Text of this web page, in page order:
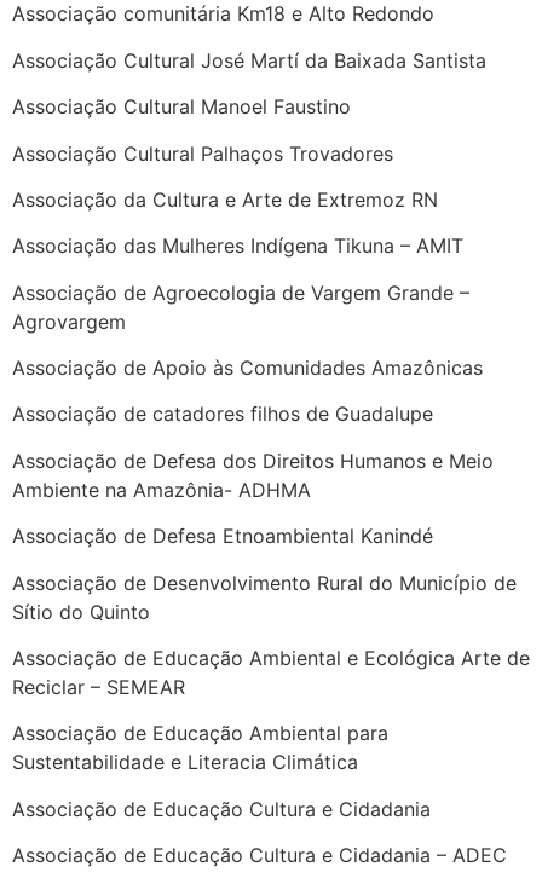
Associação comunitária Km18 e Alto Redondo
Associação Cultural José Martí da Baixada Santista
Associação Cultural Manoel Faustino
Associação Cultural Palhaços Trovadores
Associação da Cultura e Arte de Extremoz RN
Associação das Mulheres Indígena Tikuna – AMIT
Associação de Agroecologia de Vargem Grande –
Agrovargem
Associação de Apoio às Comunidades Amazônicas
Associação de catadores filhos de Guadalupe
Associação de Defesa dos Direitos Humanos e Meio
Ambiente na Amazônia- ADHMA
Associação de Defesa Etnoambiental Kanindé
Associação de Desenvolvimento Rural do Município de
Sítio do Quinto
Associação de Educação Ambiental e Ecológica Arte de
Reciclar – SEMEAR
Associação de Educação Ambiental para
Sustentabilidade e Literacia Climática
Associação de Educação Cultura e Cidadania
Associação de Educação Cultura e Cidadania – ADEC